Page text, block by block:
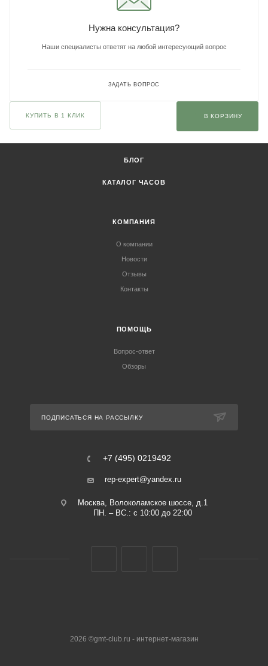
Нужна консультация?
Наши специалисты ответят на любой интересующий вопрос
ЗАДАТЬ ВОПРОС
КУПИТЬ В 1 КЛИК В КОРЗИНУ
БЛОГ
КАТАЛОГ ЧАСОВ
КОМПАНИЯ
О компании
Новости
Отзывы
Контакты
ПОМОЩЬ
Вопрос-ответ
Обзоры
ПОДПИСАТЬСЯ НА РАССЫЛКУ
+7 (495) 0219492
rep-expert@yandex.ru
Москва, Волоколамское шоссе, д.1
ПН. – ВС.: с 10:00 до 22:00
2026 ©gmt-club.ru - интернет-магазин